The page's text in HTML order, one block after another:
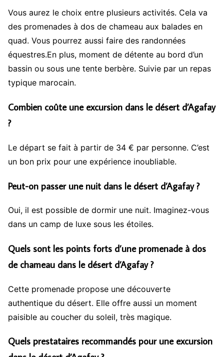
Vous aurez le choix entre plusieurs activités. Cela va
des promenades à dos de chameau aux balades en
quad. Vous pourrez aussi faire des randonnées
équestres.En plus, moment de détente au bord d’un
bassin ou sous une tente berbère. Suivie par un repas
typique marocain.
Combien coûte une excursion dans le désert d’Agafay
?
Le départ se fait à partir de 34 € par personne. C’est
un bon prix pour une expérience inoubliable.
Peut-on passer une nuit dans le désert d’Agafay ?
Oui, il est possible de dormir une nuit. Imaginez-vous
dans un camp de luxe sous les étoiles.
Quels sont les points forts d’une promenade à dos
de chameau dans le désert d’Agafay ?
Cette promenade propose une découverte
authentique du désert. Elle offre aussi un moment
paisible au coucher du soleil, très magique.
Quels prestataires recommandés pour une excursion